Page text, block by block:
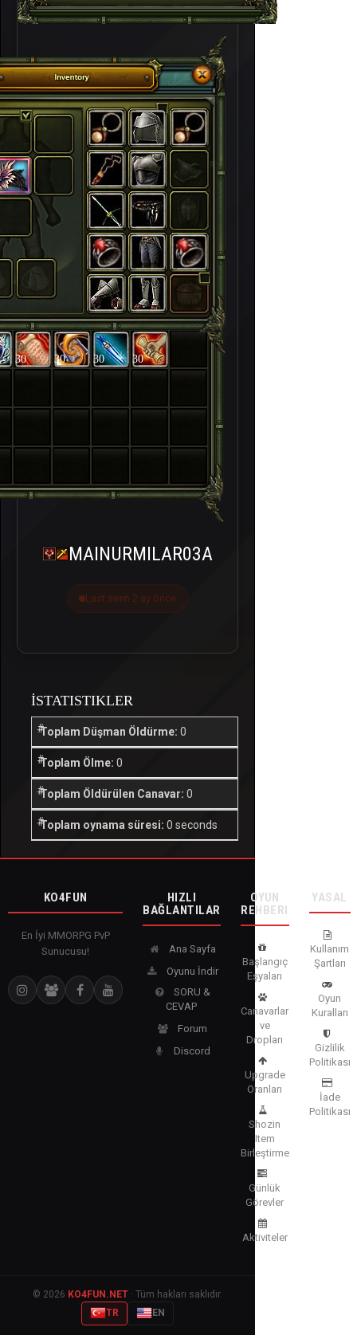
30 30 30 30
MAINURMILAR03A
Last seen 2 ay önce
İSTATISTIKLER
Toplam Düşman Öldürme: 0
Toplam Ölme: 0
Toplam Öldürülen Canavar: 0
Toplam oynama süresi: 0 seconds
KO4FUN
En İyi MMORPG PvP
Sunucusu!
HIZLI
BAĞLANTILAR
Ana Sayfa
Oyunu İndir
SORU &
CEVAP
Forum
Discord
OYUN
REHBERI
Başlangıç
Eşyaları
Canavarlar
ve
Dropları
Upgrade
Oranları
Shozin
Item
Birleştirme
Günlük
Görevler
Aktiviteler
YASAL
Kullanım
Şartları
Oyun
Kuralları
Gizlilik
Politikası
İade
Politikası
© 2026 KO4FUN.NET · Tüm hakları saklıdır.
TR
EN